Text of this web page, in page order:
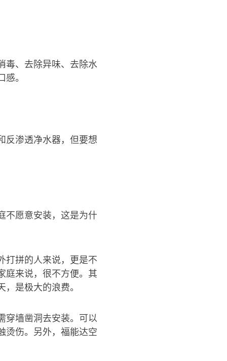
毒、去除异味、去除水
。
反渗透净水器，但要想
不愿意安装，这是为什
打拼的人来说，更是不
庭来说，很不方便。其
是极大的浪费。
穿墙凿洞去安装。可以
烫伤。另外，福能达空